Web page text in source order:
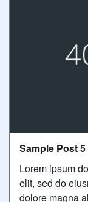
Sample Post 5
Lorem ipsum
elit, sed do
dolore magna